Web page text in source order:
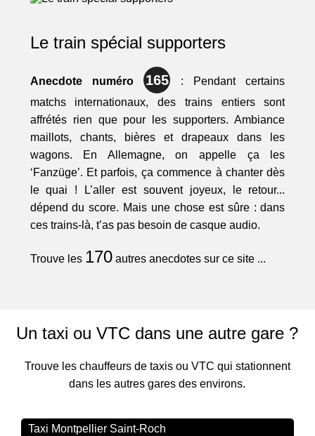
Le train spécial supporters
Anecdote numéro 165
: Pendant certains
matchs internationaux, des trains entiers sont
affrétés rien que pour les supporters. Ambiance
maillots, chants, bières et drapeaux dans les
wagons. En Allemagne, on appelle ça les
‘Fanzüge’. Et parfois, ça commence à chanter dès
le quai ! L’aller est souvent joyeux, le retour...
dépend du score. Mais une chose est sûre : dans
ces trains-là, t’as pas besoin de casque audio.
Trouve les 170autres anecdotes sur ce site ...
Un taxi ou VTC dans une autre gare ?
Trouve les chauffeurs de taxis ou VTC qui stationnent
dans les autres gares des environs.
Taxi Montpellier Saint-Roch